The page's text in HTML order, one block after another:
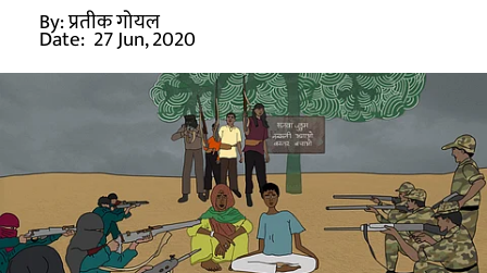
By:प्रतीक गोयल
Date: 27 Jun, 2020